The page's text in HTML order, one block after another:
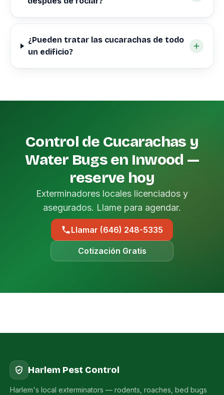
¿Pueden tratar las cucarachas de todo
un edificio?
Control de Cucarachas y
Water Bugs en Inwood —
reserve hoy
Exterminadores locales licenciados y
asegurados. Llame para agendar.
Llamar (646) 248-5335
Cotización Gratis
Harlem Pest Control
Harlem's local exterminators — rodents, roaches, bed bugs